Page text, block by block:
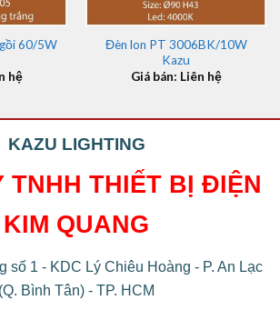
60/5W
hệ
Đèn lon PT 3006BK/10W
Kazu
Giá bán: Liên hệ
KAZU LIGHTING
TNHH THIẾT BỊ ĐIỆN
KIM QUANG
số 1 - KDC Lý Chiêu Hoàng - P. An Lạc
(Q. Bình Tân) - TP. HCM